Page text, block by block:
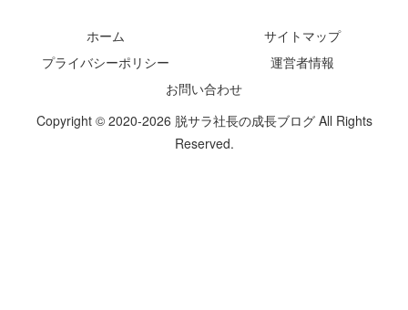
ホーム
サイトマップ
プライバシーポリシー
運営者情報
お問い合わせ
Copyright © 2020-2026 脱サラ社長の成長ブログ All Rights
Reserved.